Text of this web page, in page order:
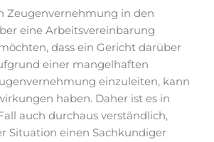
Zeugenvernehmung in den
eine Arbeitsvereinbarung
dass ein Gericht darüber
einer mangelhaften
einzuleiten, kann
haben. Daher ist es in
auch durchaus verständlich,
Situation einen Sachkundiger